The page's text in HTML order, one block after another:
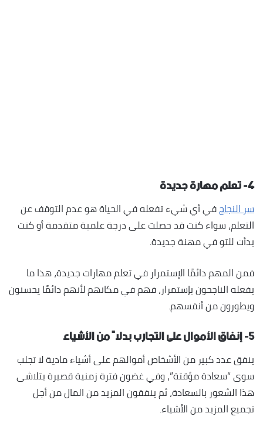
٤- تعلم مهارة جديدة
سر النجاحفي أي شيء تفعله في الحياة هو عدم التوقف عن
التعلم، سواء كنت قد حصلت على درجة علمية متقدمة أو كنت
بدأت للتو في مهنة جديدة.
فمن المهم دائمًا الإستمرار في تعلم مهارات جديدة، هذا ما
يفعله الناجحون بإستمرار، فهم في مكانهم لأنهم دائمًا يحسنون
ويطورون من أنفسهم.
٥- إنفاق الأموال على التجارب بدلاً من الأشياء
ينفق عدد كبير من الأشخاص أموالهم على أشياء مادية لا تجلب
سوى “سعادة مؤقتة”، وفي غضون فترة زمنية قصيرة يتلاشى
هذا الشعور بالسعادة، ثم ينفقون المزيد من المال من أجل
تجميع المزيد من الأشياء.